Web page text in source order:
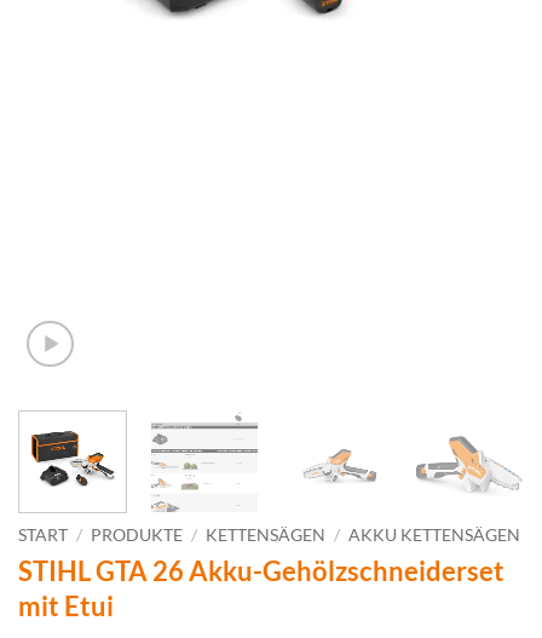
START / PRODUKTE / KETTENSÄGEN / AKKU KETTENSÄGEN
STIHL GTA 26 Akku-Gehölzschneiderset
mit Etui